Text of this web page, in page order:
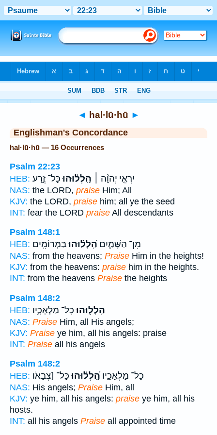
◄ hal·lū·hū ►
Englishman's Concordance
hal·lū·hū — 16 Occurrences
Psalm 22:23
HEB:
יִרְאֵ֤י יְהוָ֨ה ׀ הַֽלְל֗וּהוּכָּל־ זֶ֣רַע
NAS: the LORD, praise Him; All
KJV: the LORD, praise him; all ye the seed
INT: fear the LORD praise All descendants
Psalm 148:1
HEB:
מִן־ הַשָּׁמַ֑יִם הַֽ֝לְל֗וּהוּבַּמְּרוֹמִֽים׃
NAS: from the heavens; Praise Him in the heights!
KJV: from the heavens: praise him in the heights.
INT: from the heavens Praise the heights
Psalm 148:2
HEB:
הַֽלְל֥וּהוּכָל־ מַלְאָכָ֑יו
NAS: Praise Him, all His angels;
KJV: Praise ye him, all his angels: praise
INT: Praise all his angels
Psalm 148:2
HEB:
כָל־ מַלְאָכָ֑יו הַֽ֝לְל֗וּהוּכָּל־ [צְבָאֹו
NAS: His angels; Praise Him, all
KJV: ye him, all his angels: praise ye him, all his
hosts.
INT: all his angels Praise all appointed time